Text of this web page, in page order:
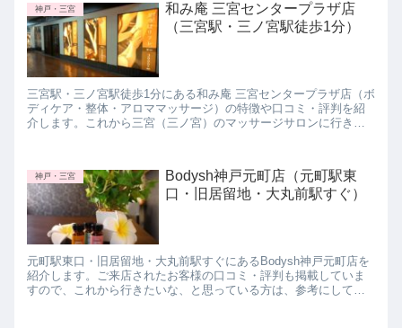
神戸・三宮
和み庵 三宮センタープラザ店
（三宮駅・三ノ宮駅徒歩1分）
三宮駅・三ノ宮駅徒歩1分にある和み庵 三宮センタープラザ店（ボ
ディケア・整体・アロママッサージ）の特徴や口コミ・評判を紹
介します。これから三宮（三ノ宮）のマッサージサロンに行きた
神戸・三宮
Bodysh神戸元町店（元町駅東
口・旧居留地・大丸前駅すぐ）
元町駅東口・旧居留地・大丸前駅すぐにあるBodysh神戸元町店を
紹介します。ご来店されたお客様の口コミ・評判も掲載していま
すので、これから行きたいな、と思っている方は、参考にしてみ